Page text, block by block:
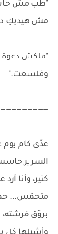
"طب مش
مش هيديكِ
"ملكش دعوة
وفلسعت."
عدّى كام يوم
السرير
كتير، وأنا
متحمّس...
بروّق فرشته،